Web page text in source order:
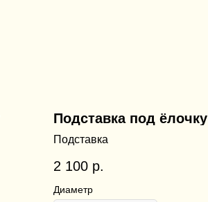
Подставка под ёлочку
Подставка
2 100 р.
Диаметр